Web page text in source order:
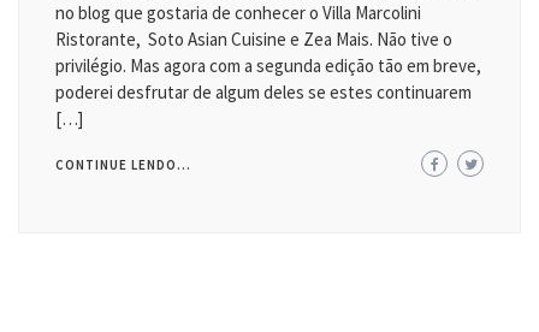
no blog que gostaria de conhecer o Villa Marcolini
Ristorante, Soto Asian Cuisine e Zea Mais. Não tive o
privilégio. Mas agora com a segunda edição tão em breve,
poderei desfrutar de algum deles se estes continuarem
[…]
CONTINUE LENDO...